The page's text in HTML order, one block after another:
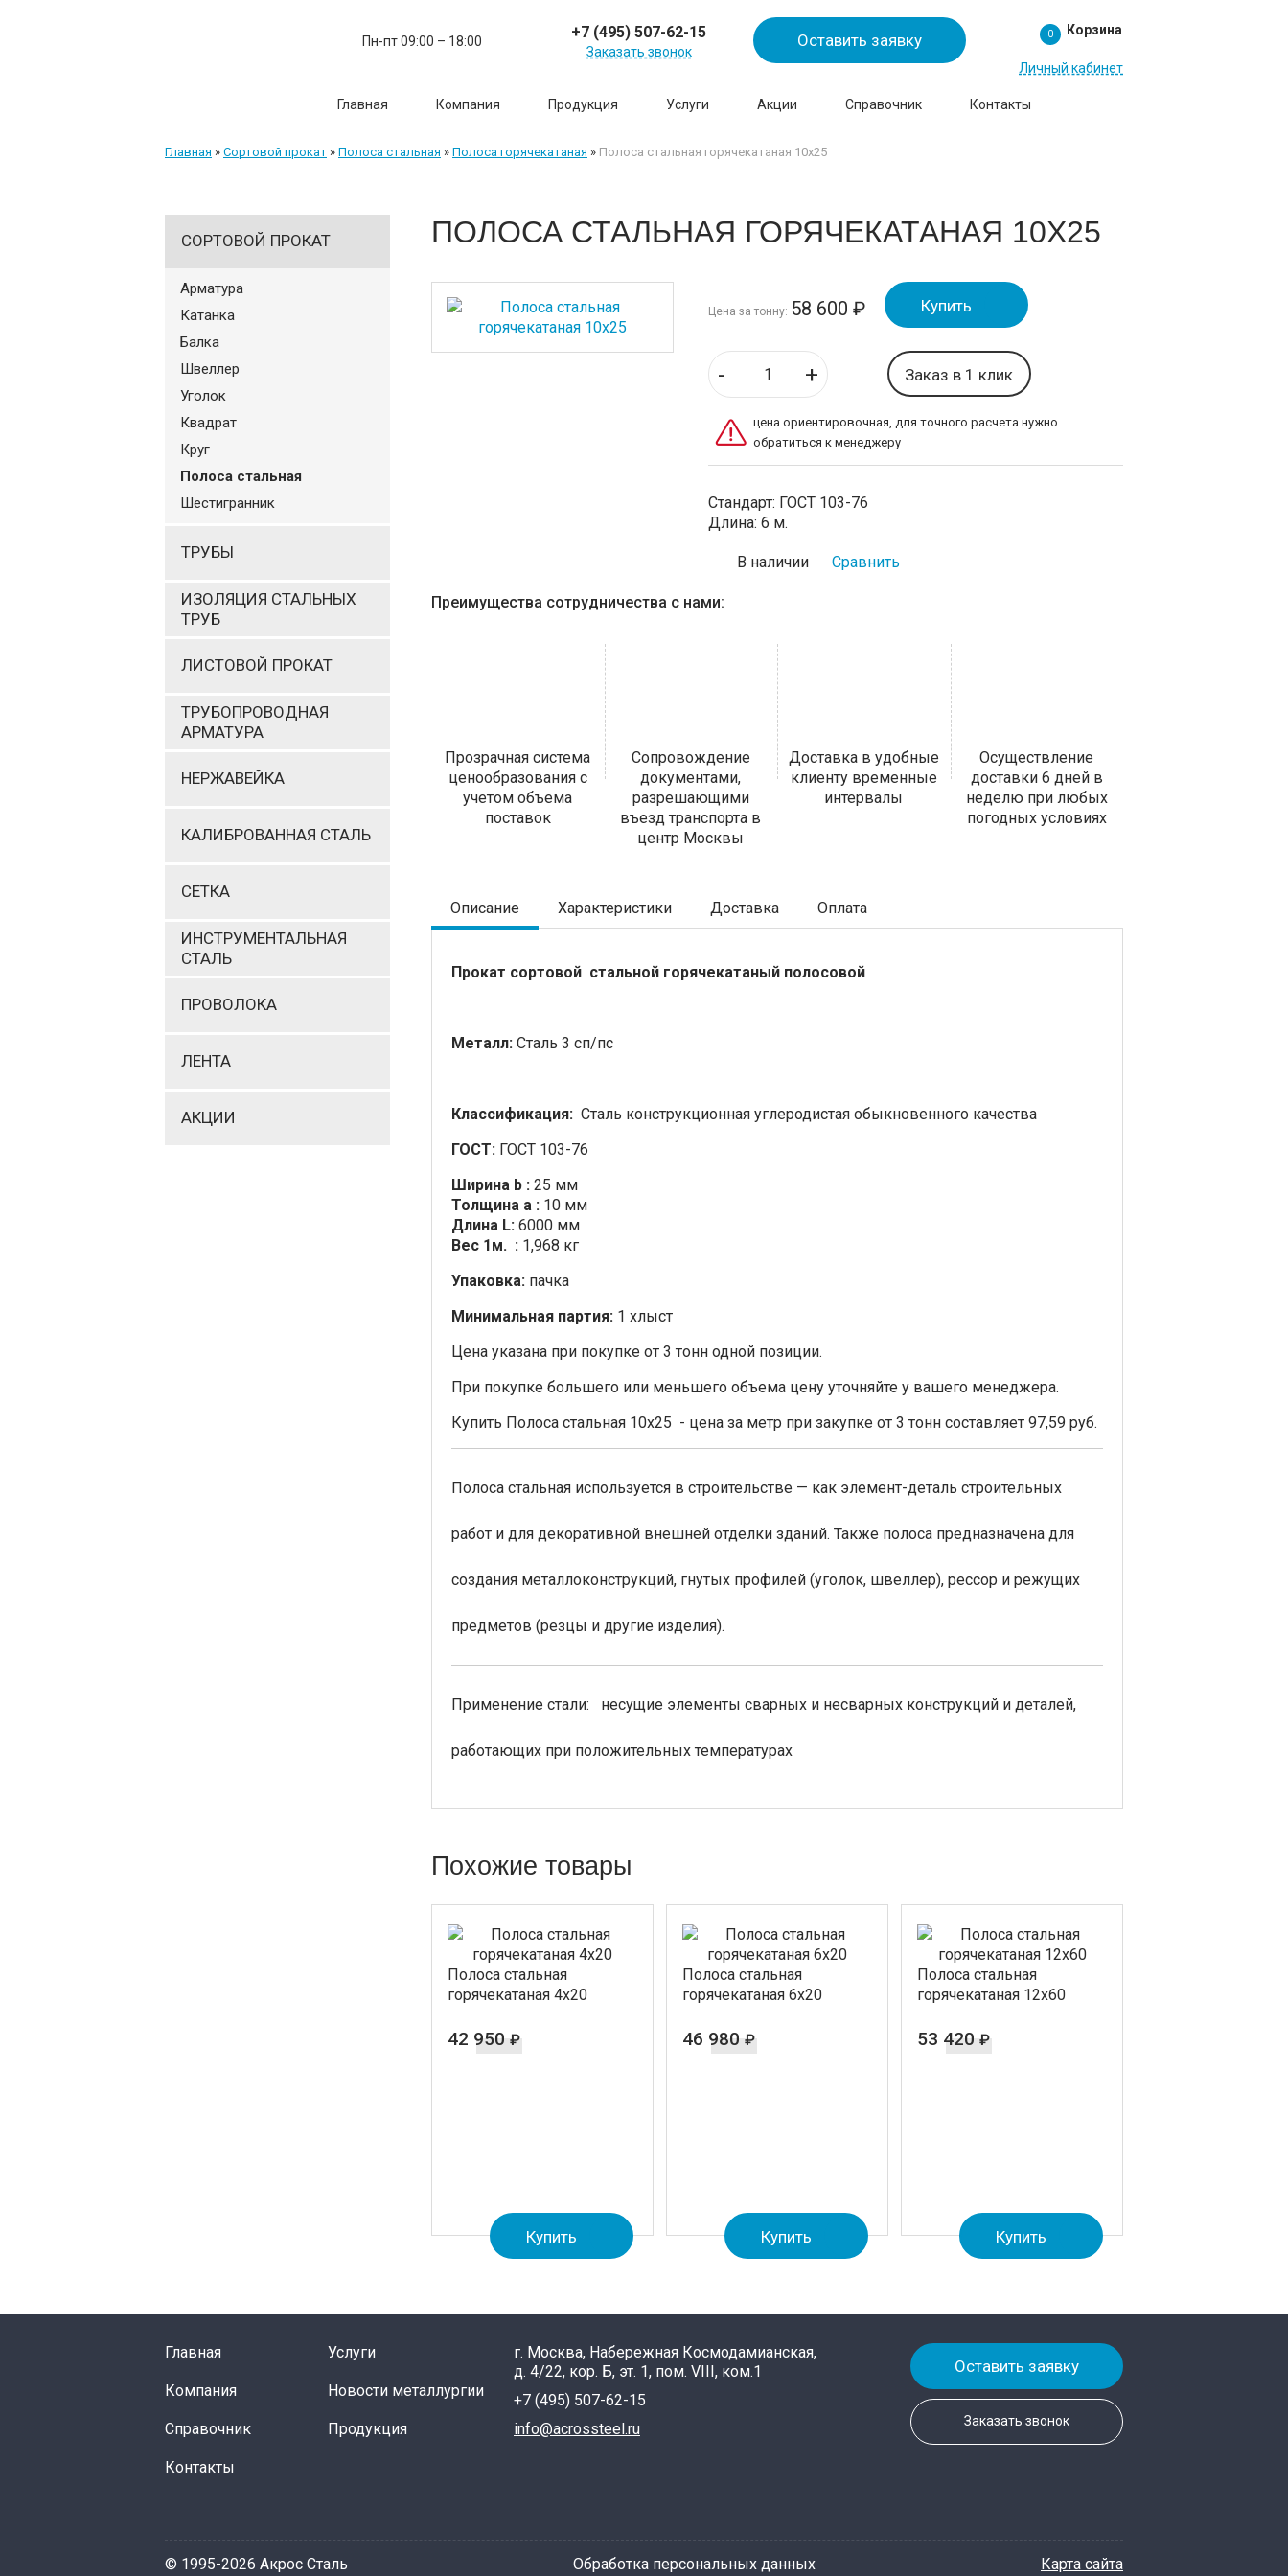
Пн-пт 09:00 – 18:00 +7 (495) 507-62-15
Заказать звонок
Оставить заявку
Корзина
0
Личный кабинет
Главная Компания Продукция Услуги Акции Справочник Контакты
Главная » Сортовой прокат » Полоса стальная » Полоса горячекатаная » Полоса стальная горячекатаная 10х25
СОРТОВОЙ ПРОКАТ
Арматура
Катанка
Балка
Швеллер
Уголок
Квадрат
Круг
Полоса стальная
Шестигранник
ТРУБЫ
ИЗОЛЯЦИЯ СТАЛЬНЫХ
ТРУБ
ЛИСТОВОЙ ПРОКАТ
ТРУБОПРОВОДНАЯ
АРМАТУРА
НЕРЖАВЕЙКА
КАЛИБРОВАННАЯ СТАЛЬ
СЕТКА
ИНСТРУМЕНТАЛЬНАЯ
СТАЛЬ
ПРОВОЛОКА
ЛЕНТА
АКЦИИ
ПОЛОСА СТАЛЬНАЯ ГОРЯЧЕКАТАНАЯ 10Х25
Цена за тонну: 58 600 ₽ Купить
- + Заказ в 1 клик
цена ориентировочная, для точного расчета нужно
обратиться к менеджеру
Стандарт: ГОСТ 103-76
Длина: 6 м.
В наличии Сравнить
Преимущества сотрудничества с нами:
Прозрачная система
ценообразования с
учетом объема
поставок
Сопровождение
документами,
разрешающими
въезд транспорта в
центр Москвы
Доставка в удобные
клиенту временные
интервалы
Осуществление
доставки 6 дней в
неделю при любых
погодных условиях
Описание Характеристики Доставка Оплата
Прокат сортовой стальной горячекатаный полосовой
Металл: Сталь 3 сп/пс
Классификация: Сталь конструкционная углеродистая обыкновенного качества
ГОСТ: ГОСТ 103-76
Ширина b : 25 мм
Толщина a : 10 мм
Длина L: 6000 мм
Вес 1м. : 1,968 кг
Упаковка: пачка
Минимальная партия: 1 хлыст
Цена указана при покупке от 3 тонн одной позиции.
При покупке большего или меньшего объема цену уточняйте у вашего менеджера.
Купить Полоса стальная 10х25 - цена за метр при закупке от 3 тонн составляет 97,59 руб.
Полоса стальная используется в строительстве — как элемент-деталь строительных
работ и для декоративной внешней отделки зданий. Также полоса предназначена для
создания металлоконструкций, гнутых профилей (уголок, швеллер), рессор и режущих
предметов (резцы и другие изделия).
Применение стали: несущие элементы сварных и несварных конструкций и деталей,
работающих при положительных температурах
Похожие товары
Полоса стальная
горячекатаная 4х20
42 950 ₽
Купить
Полоса стальная
горячекатаная 6х20
46 980 ₽
Купить
Полоса стальная
горячекатаная 12х60
53 420 ₽
Купить
Главная Услуги
Компания Новости металлургии
Справочник Продукция
Контакты
г. Москва, Набережная Космодамианская,
д. 4/22, кор. Б, эт. 1, пом. VIII, ком.1
+7 (495) 507-62-15
info@acrossteel.ru
Оставить заявку
Заказать звонок
© 1995-2026 Акрос Сталь Обработка персональных данных Карта сайта